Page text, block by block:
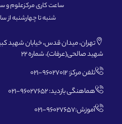
ساعت کاری مرکزعلوم و
شنبه تا چهارشنبه از ساعت 8
تهران، میدان قدس، خیابان شهید
شهید صالحی(عرفات)، شماره 22
تلفن مرکز: 96027012-021
هماهنگی بازدید: 96027652-021
آموزش:96027657-021